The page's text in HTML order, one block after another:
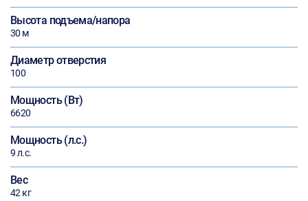
Высота подъема/напора
30 м
Диаметр отверстия
100
Мощность (Вт)
6620
Мощность (л.с.)
9 л.с.
Вес
42 кг